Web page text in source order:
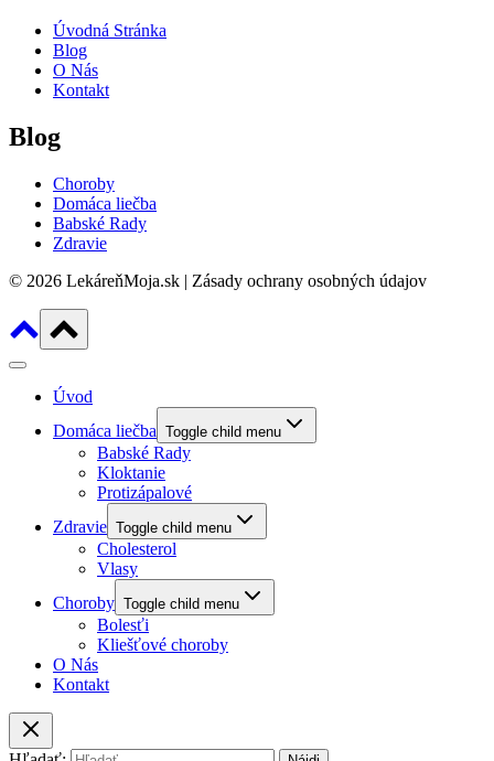
Úvodná Stránka
Blog
O Nás
Kontakt
Blog
Choroby
Domáca liečba
Babské Rady
Zdravie
© 2026 LekáreňMoja.sk | Zásady ochrany osobných údajov
Úvod
Domáca liečba Toggle child menu
Babské Rady
Kloktanie
Protizápalové
Zdravie Toggle child menu
Cholesterol
Vlasy
Choroby Toggle child menu
Bolesťi
Kliešťové choroby
O Nás
Kontakt